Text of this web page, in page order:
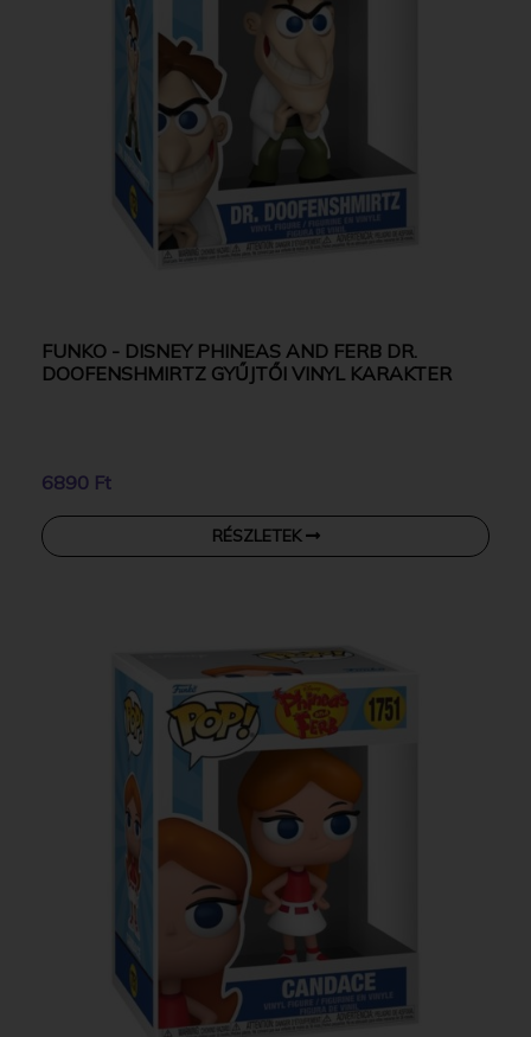
FUNKO - DISNEY PHINEAS AND FERB DR.
DOOFENSHMIRTZ GYŰJTŐI VINYL KARAKTER
6890 Ft
RÉSZLETEK